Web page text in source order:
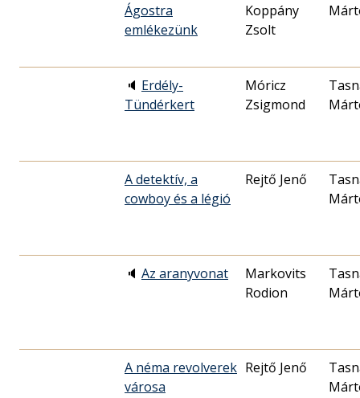
Ágostra
emlékezünk
Koppány
Zsolt
🔈 Erdély-
Tündérkert
Móricz
Zsigmond
A detektív, a
cowboy és a légió
Rejtő Jenő
🔈 Az aranyvonat
Markovits
Rodion
A néma revolverek
városa
Rejtő Jenő